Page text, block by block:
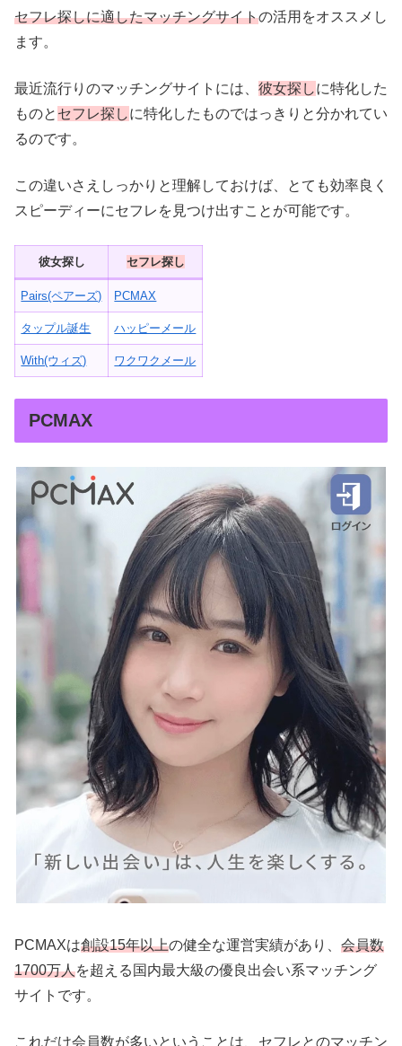
セフレ探しに適したマッチングサイトの活用をオススメし
ます。
最近流行りのマッチングサイトには、 彼女探しに特化した
ものと セフレ探しに特化したものではっきりと分かれてい
るのです。
この違いさえしっかりと理解しておけば、とても効率良く
スピーディーにセフレを見つけ出すことが可能です。
彼女探し セフレ探し
Pairs(ペアーズ) PCMAX
タップル誕生 ハッピーメール
With(ウィズ) ワクワクメール
PCMAX
PCMAXは創設15年以上の健全な運営実績があり、 会員数
1700万人を超える国内最大級の優良出会い系マッチング
サイトです。
これだけ会員数が多いということは、セフレとのマッチン